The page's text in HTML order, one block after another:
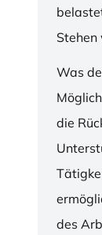
Was
die
des